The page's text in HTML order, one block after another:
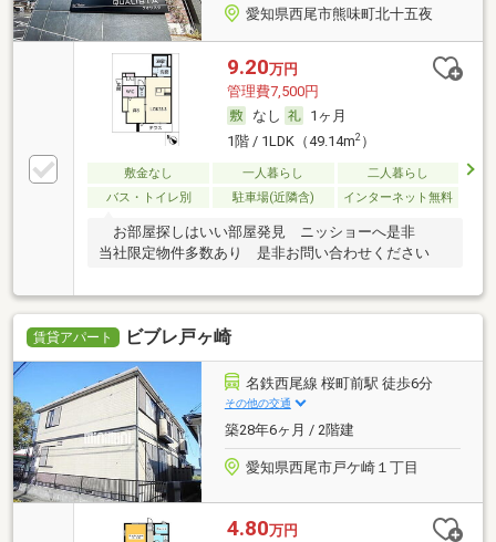
愛知県西尾市熊味町北十五夜
9.20万円
管理費7,500円
なし
1ヶ月
1階 / 1LDK（49.14m2）
敷金なし 一人暮らし
二人暮らし
バス・トイレ別
駐車場(近隣含) インターネット無料
お部屋探しはいい部屋発見 ニッショーへ是非
当社限定物件多数あり 是非お問い合わせください
賃貸アパート ビブレ戸ヶ崎
名鉄西尾線 桜町前駅 徒歩6分
その他の交通
築28年6ヶ月 / 2階建
愛知県西尾市戸ケ崎１丁目
4.80万円